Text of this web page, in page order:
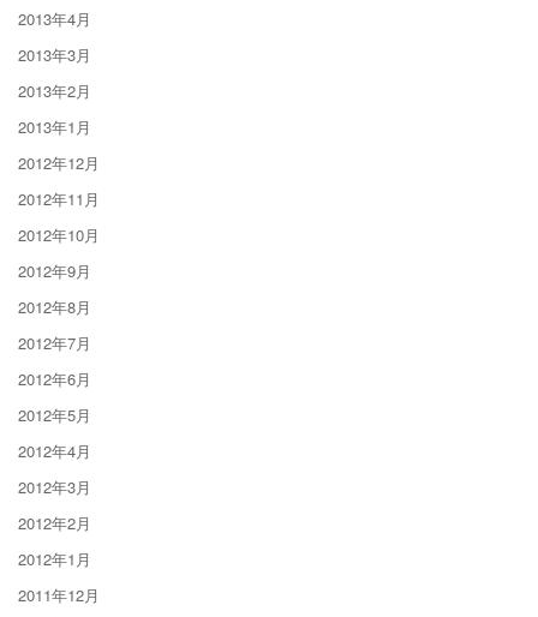
2013年4月
2013年3月
2013年2月
2013年1月
2012年12月
2012年11月
2012年10月
2012年9月
2012年8月
2012年7月
2012年6月
2012年5月
2012年4月
2012年3月
2012年2月
2012年1月
2011年12月